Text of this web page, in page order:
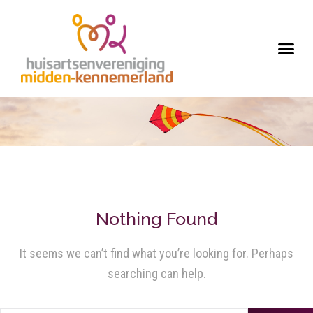
Nothing Found
It seems we can’t find what you’re looking for. Perhaps
searching can help.